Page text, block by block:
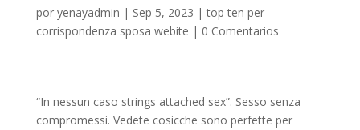
por yenayadmin | Sep 5, 2023 |top ten per
corrispondenza sposa webite | 0 Comentarios
“In nessun caso strings attached sex”. Sesso senza
compromessi. Vedete cosicche sono perfette per